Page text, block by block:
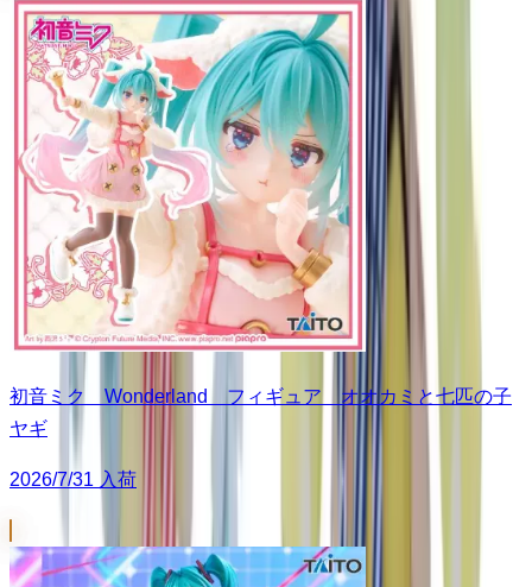
初音ミク Wonderland フィギュア オオカミと七匹の子
ヤギ
2026/7/31 入荷